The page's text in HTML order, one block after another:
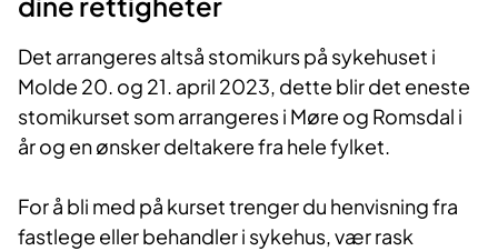
Det arrangeres altså stomikurs på sykehuset i
Molde 20. og 21. april 2023, dette blir det eneste
stomikurset som arrangeres i Møre og Romsdal i
år og en ønsker deltakere fra hele fylket.
For å bli med på kurset trenger du henvisning fra
fastlege eller behandler i sykehus, vær rask